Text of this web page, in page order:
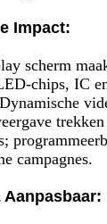
Impact:
scherm
chips, IC
campagnes.
Aanpasbaar: